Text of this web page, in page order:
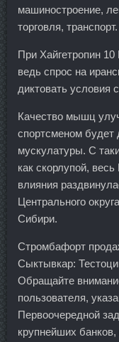
машиностроение,
торговля, транспорт.
При Хайгетропин
ведь спрос на
диктовать условия
Качество мышц
спортсменом будет
мускулатуры. С
как скорлупой,
влияния
Центрального
Сибири.
Стромбафорт
Сыктывкар:
Обращайте
пользователя,
Первоочередной
крупнейших